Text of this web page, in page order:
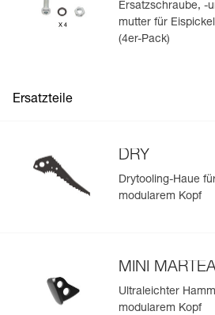
Ersatzschraube, -
mutter für
(4er-Pack)
Ersatzteile
DRY
Drytooling-Haue
modularem Kopf
MINI
Ultraleichter
modularem Kopf